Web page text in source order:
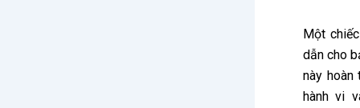
Một
dẫn cho
này
hành vi